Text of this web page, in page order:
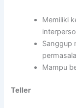
Memiliki
Sanggup
Mampu
Teller